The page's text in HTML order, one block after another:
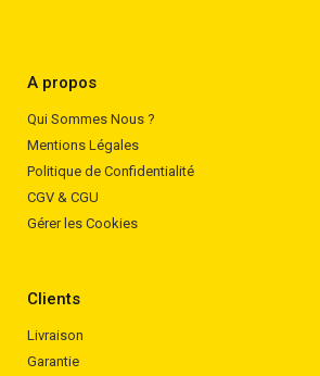
A propos
Qui Sommes Nous ?
Mentions Légales
Politique de Confidentialité
CGV & CGU
Gérer les Cookies
Clients
Livraison
Garantie